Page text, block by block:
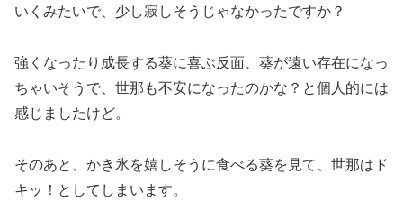
いくみたいで、少し寂しそうじゃなかったですか？
強くなったり成長する葵に喜ぶ反面、葵が遠い存在になっ
ちゃいそうで、世那も不安になったのかな？と個人的には
感じましたけど。
そのあと、かき氷を嬉しそうに食べる葵を見て、世那はド
キッ！としてしまいます。